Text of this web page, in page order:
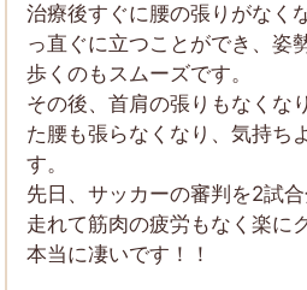
治療後すぐに腰の張りがなく
っ直ぐに立つことができ、姿
歩くのもスムーズです。
その後、首肩の張りもなくな
た腰も張らなくなり、気持ち
す。
先日、サッカーの審判を2試
走れて筋肉の疲労もなく楽に
本当に凄いです！！